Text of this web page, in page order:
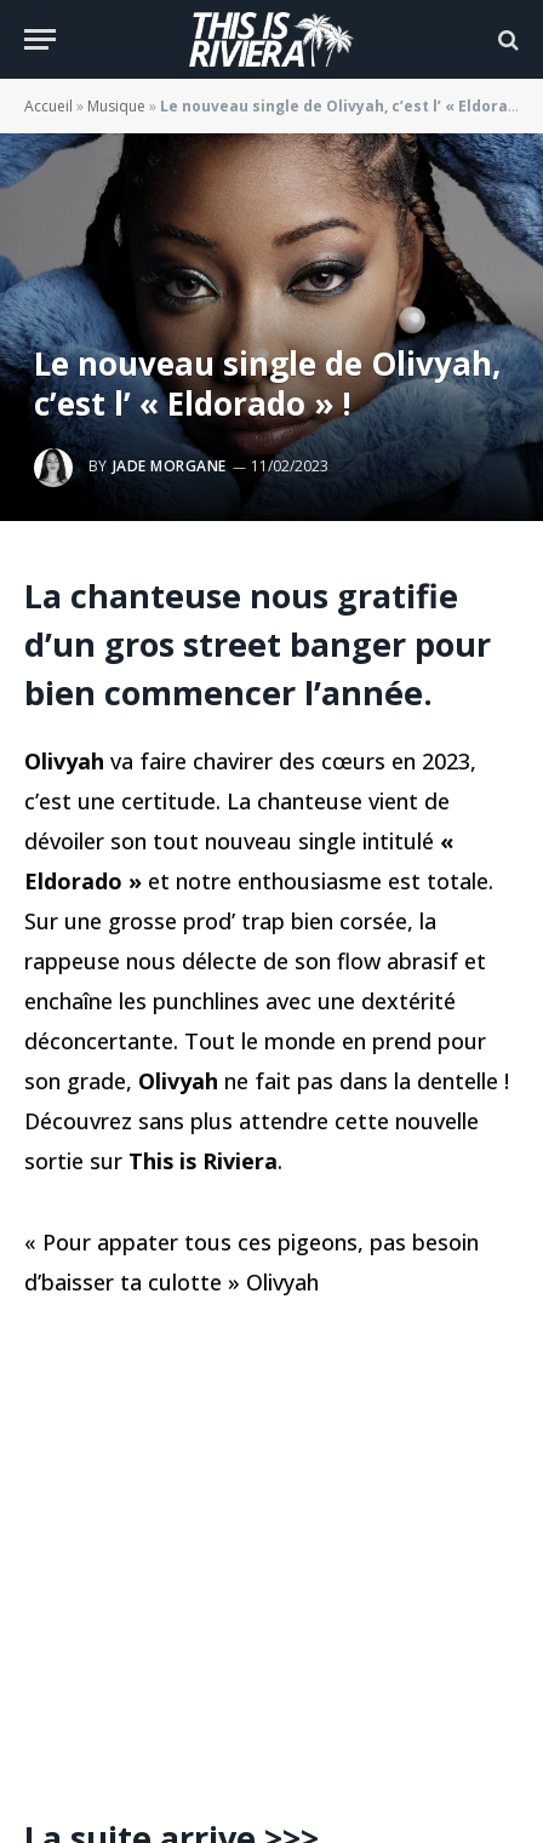
Accueil » Musique » Le nouveau single de Olivyah, c’est l’ « Eldorado » !
Le nouveau single de Olivyah,
c’est l’ « Eldorado » !
BY JADE MORGANE 11/02/2023
La chanteuse nous gratifie
d’un gros street banger pour
bien commencer l’année.
Olivyah va faire chavirer des cœurs en 2023,
c’est une certitude. La chanteuse vient de
dévoiler son tout nouveau single intitulé «
Eldorado » et notre enthousiasme est totale.
Sur une grosse prod’ trap bien corsée, la
rappeuse nous délecte de son flow abrasif et
enchaîne les punchlines avec une dextérité
déconcertante. Tout le monde en prend pour
son grade, Olivyah ne fait pas dans la dentelle !
Découvrez sans plus attendre cette nouvelle
sortie sur This is Riviera.
« Pour appater tous ces pigeons, pas besoin
d’baisser ta culotte » Olivyah